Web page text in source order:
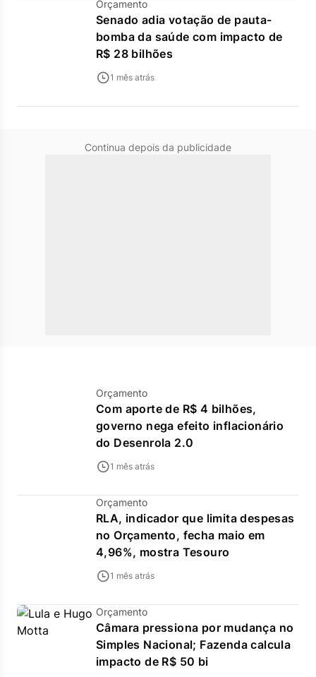
Orçamento
Senado adia votação de pauta-
bomba da saúde com impacto de
R$ 28 bilhões
1 mês atrás
Continua depois da publicidade
Orçamento
Com aporte de R$ 4 bilhões,
governo nega efeito inflacionário
do Desenrola 2.0
1 mês atrás
Orçamento
RLA, indicador que limita despesas
no Orçamento, fecha maio em
4,96%, mostra Tesouro
1 mês atrás
Orçamento
Câmara pressiona por mudança no
Simples Nacional; Fazenda calcula
impacto de R$ 50 bi